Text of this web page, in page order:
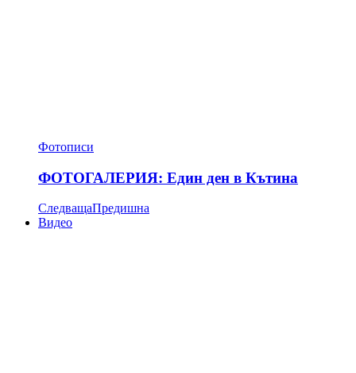
Фотописи
ФОТОГАЛЕРИЯ: Един ден в Кътина
СледващаПредишна
Видео